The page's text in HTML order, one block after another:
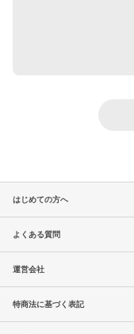
はじめての方へ
よくある質問
運営会社
特商法に基づく表記